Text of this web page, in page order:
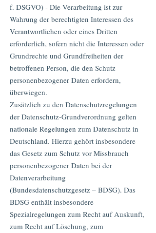
f. DSGVO) - Die Verarbeitung ist zur
Wahrung der berechtigten Interessen des
Verantwortlichen oder eines Dritten
erforderlich, sofern nicht die Interessen oder
Grundrechte und Grundfreiheiten der
betroffenen Person, die den Schutz
personenbezogener Daten erfordern,
überwiegen.
Zusätzlich zu den Datenschutzregelungen
der Datenschutz-Grundverordnung gelten
nationale Regelungen zum Datenschutz in
Deutschland. Hierzu gehört insbesondere
das Gesetz zum Schutz vor Missbrauch
personenbezogener Daten bei der
Datenverarbeitung
(Bundesdatenschutzgesetz – BDSG). Das
BDSG enthält insbesondere
Spezialregelungen zum Recht auf Auskunft,
zum Recht auf Löschung, zum